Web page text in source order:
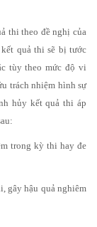
thi theo đề nghị của
quả thi sẽ bị tước
tùy theo mức độ vi
trách nhiệm hình sự
hủy kết quả thi áp
trong kỳ thi hay đe
gây hậu quả nghiêm